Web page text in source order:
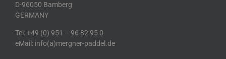
D-96050 Bamberg
GERMANY
Tel: +49 (0) 951 – 96 82 95 0
eMail: info(a)mergner-paddel.de